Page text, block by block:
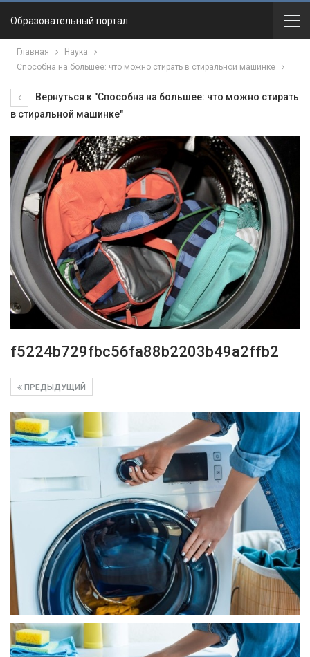
Образовательный портал
Главная
Наука
Способна на большее: что можно стирать в стиральной машинке
Вернуться к "Способна на большее: что можно стирать
в стиральной машинке"
f5224b729fbc56fa88b2203b49a2ffb2
ПРЕДЫДУЩИЙ